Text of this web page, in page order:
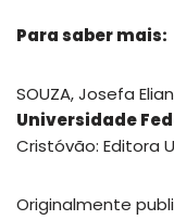
Para saber mais:
SOUZA, Josefa
Universidade
Cristóvão: Editora
Originalmente